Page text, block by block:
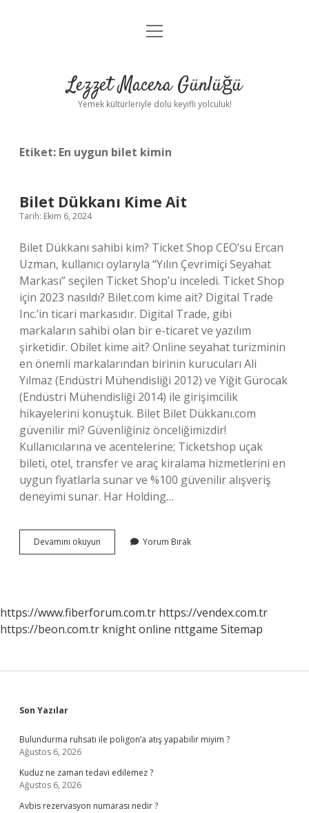
Anasayfa
Yasal Uyarı
menüyü
Lezzet Macera Günlüğü
Yemek kültürleriyle dolu keyifli yolculuk!
Etiket: En uygun bilet kimin
Bilet Dükkanı Kime Ait
Tarih: Ekim 6, 2024
Bilet Dükkanı sahibi kim? Ticket Shop CEO’su Ercan
Uzman, kullanıcı oylarıyla “Yılın Çevrimiçi Seyahat
Markası” seçilen Ticket Shop’u inceledi. Ticket Shop
için 2023 nasıldı? Bilet.com kime ait? Digital Trade
Inc.’in ticari markasıdır. Digital Trade, gibi
markaların sahibi olan bir e-ticaret ve yazılım
şirketidir. Obilet kime ait? Online seyahat turizminin
en önemli markalarından birinin kurucuları Ali
Yılmaz (Endüstri Mühendisliği 2012) ve Yiğit Gürocak
(Endüstri Mühendisliği 2014) ile girişimcilik
hikayelerini konuştuk. Bilet Bilet Dükkanı.com
güvenilir mi? Güvenliğiniz önceliğimizdir!
Kullanıcılarına ve acentelerine; Ticketshop uçak
bileti, otel, transfer ve araç kiralama hizmetlerini en
uygun fiyatlarla sunar ve %100 güvenilir alışveriş
deneyimi sunar. Har Holding…
Devamını okuyun
Dükkanı
Yorum Bırak
https://www.fiberforum.com.tr https://vendex.com.tr
https://beon.com.tr knight online nttgame Sitemap
Sidebar
Son Yazılar
Bulundurma ruhsatı ile poligon’a atış yapabilir miyim ?
Ağustos 6, 2026
Kuduz ne zaman tedavi edilemez ?
Ağustos 6, 2026
Avbis rezervasyon numarası nedir ?